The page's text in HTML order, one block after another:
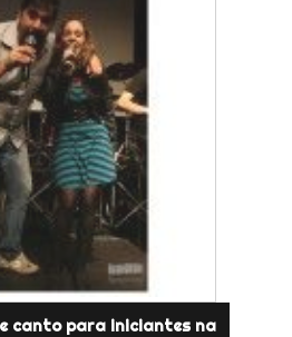
canto para iniciantes na